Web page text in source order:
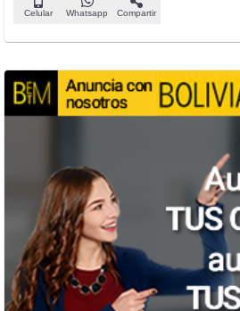
Celular Whatsapp Compartir